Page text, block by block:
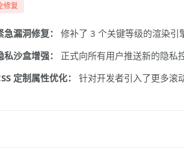
修复
急漏洞修复：
修补了 3 个关键等级的渲染引
私沙盒增强：
正式向所有用户推送新的隐私
定制属性优化：
针对开发者引入了更多滚